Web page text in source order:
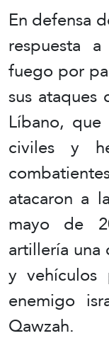
En defensa
respuesta
fuego por
sus
Líbano,
civiles y
atacaron a
mayo de
artillería
y vehículos
enemigo
Qawzah.